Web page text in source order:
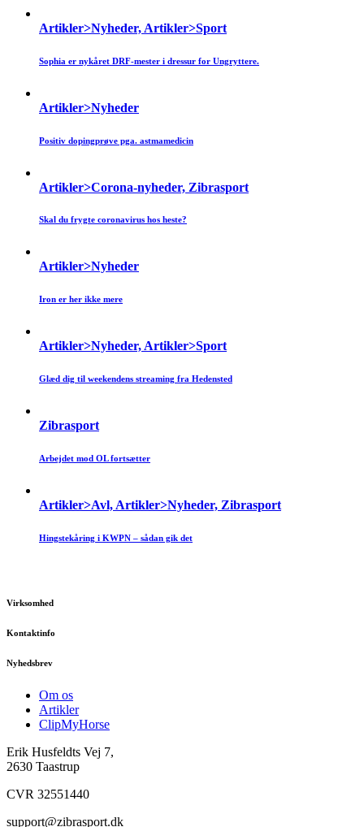
Artikler>Nyheder, Artikler>Sport
Sophia er nykåret DRF-mester i dressur for Ungryttere.
Artikler>Nyheder
Positiv dopingprøve pga. astmamedicin
Artikler>Corona-nyheder, Zibrasport
Skal du frygte coronavirus hos heste?
Artikler>Nyheder
Iron er her ikke mere
Artikler>Nyheder, Artikler>Sport
Glæd dig til weekendens streaming fra Hedensted
Zibrasport
Arbejdet mod OL fortsætter
Artikler>Avl, Artikler>Nyheder, Zibrasport
Hingstekåring i KWPN – sådan gik det
Virksomhed
Kontaktinfo
Nyhedsbrev
Om os
Artikler
ClipMyHorse
Erik Husfeldts Vej 7,
2630 Taastrup
CVR 32551440
support@zibrasport.dk